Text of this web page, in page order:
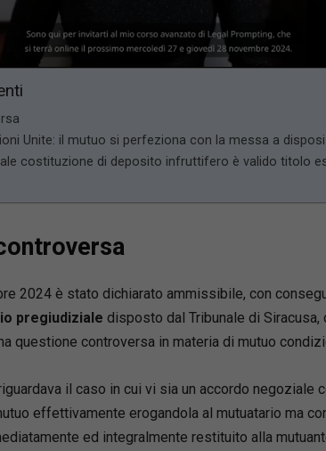
Unite: il mutuo si perfeziona con la messa a
costituzione di deposito infruttifero è valido titolo
2024 è stato dichiarato ammissibile, con
pregiudiziale disposto dal Tribunale di Siracusa,
questione controversa in materia di mutuo
il caso in cui vi sia un accordo negoziale
effettivamente erogandola al mutuatario ma
ed integralmente restituito alla